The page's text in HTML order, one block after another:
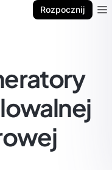
Rozpocznij